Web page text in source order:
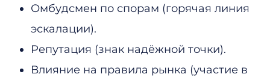
Омбудсмен по спорам (горячая линия
эскалации).
Репутация (знак надёжной точки).
Влияние на правила рынка (участие в